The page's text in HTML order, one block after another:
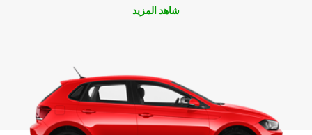
شاهد المزيد